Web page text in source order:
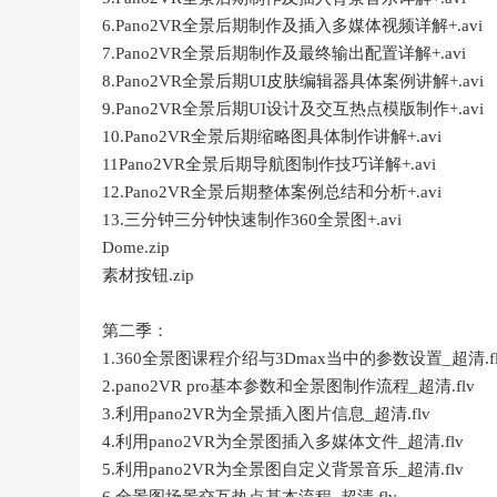
6.Pano2VR全景后期制作及插入多媒体视频详解+.avi
7.Pano2VR全景后期制作及最终输出配置详解+.avi
8.Pano2VR全景后期UI皮肤编辑器具体案例讲解+.avi
9.Pano2VR全景后期UI设计及交互热点模版制作+.avi
10.Pano2VR全景后期缩略图具体制作讲解+.avi
11Pano2VR全景后期导航图制作技巧详解+.avi
12.Pano2VR全景后期整体案例总结和分析+.avi
13.三分钟三分钟快速制作360全景图+.avi
Dome.zip
素材按钮.zip
第二季：
1.360全景图课程介绍与3Dmax当中的参数设置_超清
2.pano2VR pro基本参数和全景图制作流程_超清.flv
3.利用pano2VR为全景插入图片信息_超清.flv
4.利用pano2VR为全景图插入多媒体文件_超清.flv
5.利用pano2VR为全景图自定义背景音乐_超清.flv